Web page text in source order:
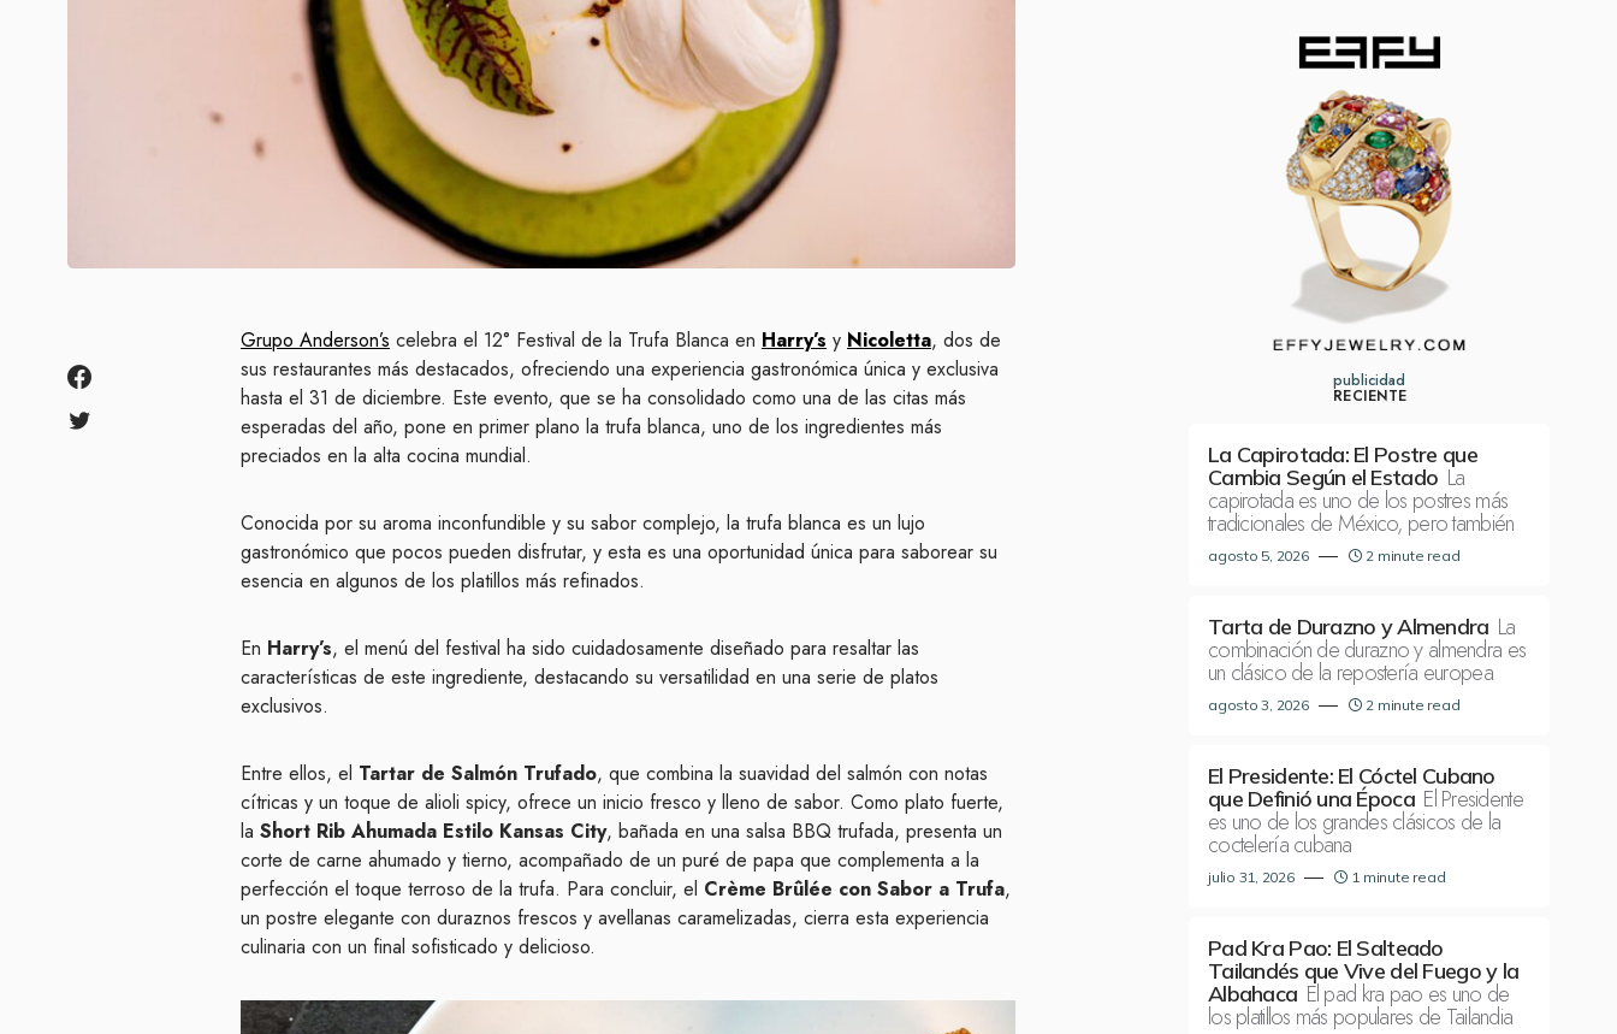
Grupo Anderson’s celebra el 12° Festival de la Trufa Blanca en Harry’s y Nicoletta, dos de
sus restaurantes más destacados, ofreciendo una experiencia gastronómica única y exclusiva
hasta el 31 de diciembre. Este evento, que se ha consolidado como una de las citas más
esperadas del año, pone en primer plano la trufa blanca, uno de los ingredientes más
preciados en la alta cocina mundial.
Conocida por su aroma inconfundible y su sabor complejo, la trufa blanca es un lujo
gastronómico que pocos pueden disfrutar, y esta es una oportunidad única para saborear su
esencia en algunos de los platillos más refinados.
En Harry’s, el menú del festival ha sido cuidadosamente diseñado para resaltar las
características de este ingrediente, destacando su versatilidad en una serie de platos
exclusivos.
Entre ellos, el Tartar de Salmón Trufado, que combina la suavidad del salmón con notas
cítricas y un toque de alioli spicy, ofrece un inicio fresco y lleno de sabor. Como plato fuerte,
la Short Rib Ahumada Estilo Kansas City, bañada en una salsa BBQ trufada, presenta un
corte de carne ahumado y tierno, acompañado de un puré de papa que complementa a la
perfección el toque terroso de la trufa. Para concluir, el Crème Brûlée con Sabor a Trufa,
un postre elegante con duraznos frescos y avellanas caramelizadas, cierra esta experiencia
culinaria con un final sofisticado y delicioso.
publicidad
RECIENTE
La Capirotada: El Postre que
Cambia Según el Estado La
capirotada es uno de los postres más
tradicionales de México, pero también
agosto 5, 2026 2 minute read
Tarta de Durazno y Almendra La
combinación de durazno y almendra es
un clásico de la repostería europea
agosto 3, 2026 2 minute read
El Presidente: El Cóctel Cubano
que Definió una Época El Presidente
es uno de los grandes clásicos de la
coctelería cubana
julio 31, 2026 1 minute read
Pad Kra Pao: El Salteado
Tailandés que Vive del Fuego y la
Albahaca El pad kra pao es uno de
los platillos más populares de Tailandia